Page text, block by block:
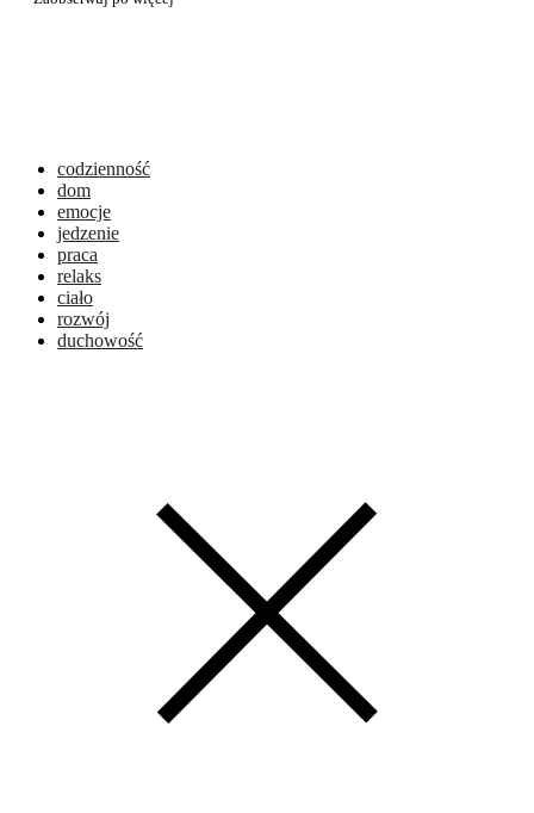
codzienność
dom
emocje
jedzenie
praca
relaks
ciało
rozwój
duchowość